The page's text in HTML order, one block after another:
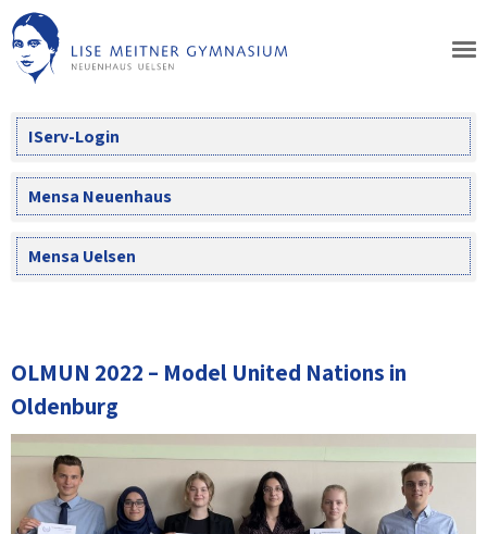
Skip
to
content
IServ-Login
Mensa Neuenhaus
Mensa Uelsen
OLMUN 2022 – Model United Nations in
Oldenburg